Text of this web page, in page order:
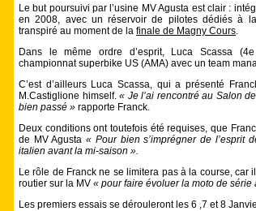
Le but poursuivi par l’usine MV Agusta est clair :
en 2008, avec un réservoir de pilotes dédiés à
transpiré au moment de la finale de Magny Cours.
Dans le même ordre d’esprit, Luca Scassa
championnat superbike US (AMA) avec un team
C’est d’ailleurs Luca Scassa, qui a présenté
M.Castiglione himself. « Je l’ai rencontré au Salon
bien passé » rapporte Franck.
Deux conditions ont toutefois été requises, que
de MV Agusta« Pour bien s’imprégner de l’esprit
italien avant la mi-saison ».
Le rôle de Franck ne se limitera pas à la course, car
routier sur la MV « pour faire évoluer la moto de série
Les premiers essais se dérouleront les 6 ,7 et 8